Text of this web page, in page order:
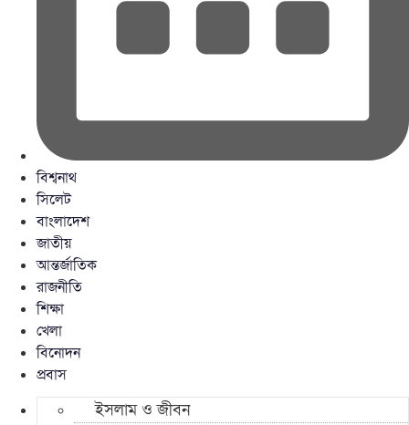
বিশ্বনাথ
সিলেট
বাংলাদেশ
জাতীয়
আন্তর্জাতিক
রাজনীতি
শিক্ষা
খেলা
বিনোদন
প্রবাস
ইসলাম ও জীবন